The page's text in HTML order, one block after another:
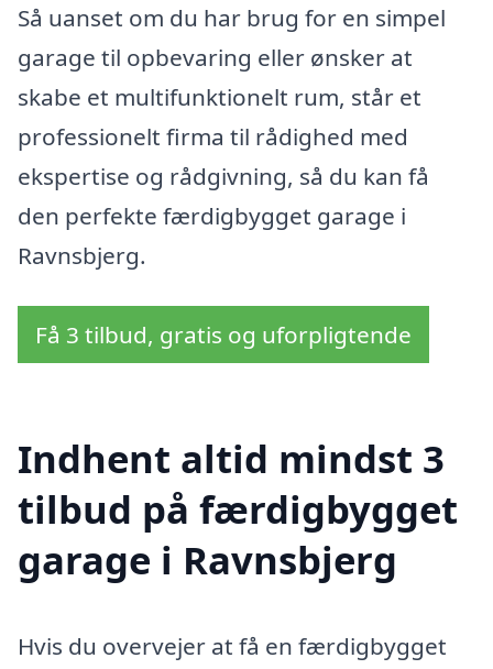
Så uanset om du har brug for en simpel
garage til opbevaring eller ønsker at
skabe et multifunktionelt rum, står et
professionelt firma til rådighed med
ekspertise og rådgivning, så du kan få
den perfekte færdigbygget garage i
Ravnsbjerg.
Få 3 tilbud, gratis og uforpligtende
Indhent altid mindst 3
tilbud på færdigbygget
garage i Ravnsbjerg
Hvis du overvejer at få en færdigbygget